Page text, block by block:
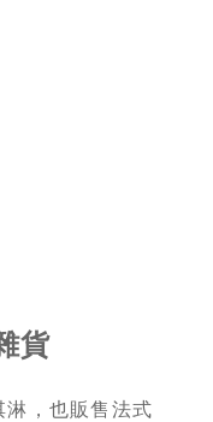
貨
淋，也販售法式